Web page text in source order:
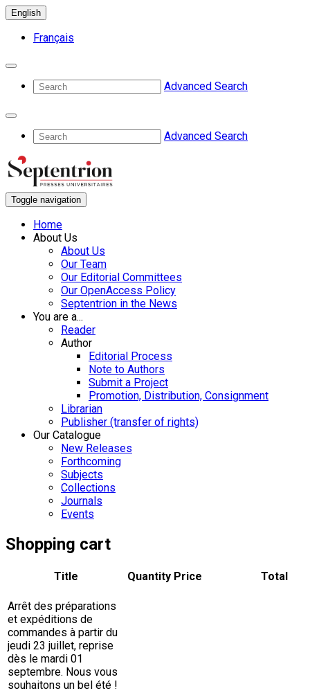
English
Français
Advanced Search
Advanced Search
Toggle navigation
Home
About Us
About Us
Our Team
Our Editorial Committees
Our OpenAccess Policy
Septentrion in the News
You are a...
Reader
Author
Editorial Process
Note to Authors
Submit a Project
Promotion, Distribution, Consignment
Librarian
Publisher (transfer of rights)
Our Catalogue
New Releases
Forthcoming
Subjects
Collections
Journals
Events
Shopping cart
Arrêt des préparations
et expéditions de
commandes à partir du
jeudi 23 juillet, reprise
dès le mardi 01
septembre. Nous vous
souhaitons un bel été !
Title Quantity Price Total